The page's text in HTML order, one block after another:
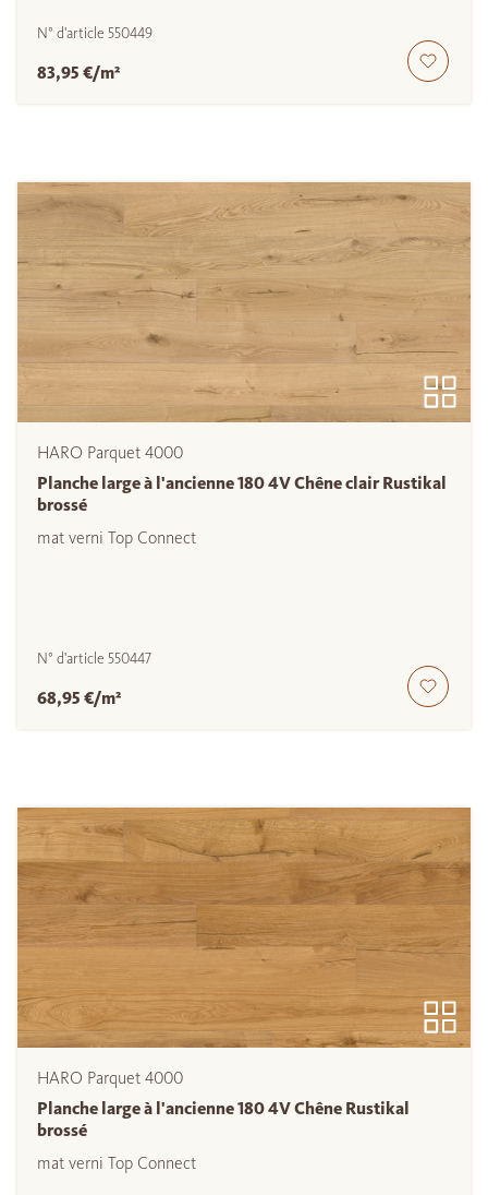
N° d'article 550449
83,95 €/m²
HARO Parquet 4000
Planche large à l'ancienne 180 4V Chêne clair Rustikal
brossé
mat verni Top Connect
N° d'article 550447
68,95 €/m²
HARO Parquet 4000
Planche large à l'ancienne 180 4V Chêne Rustikal
brossé
mat verni Top Connect